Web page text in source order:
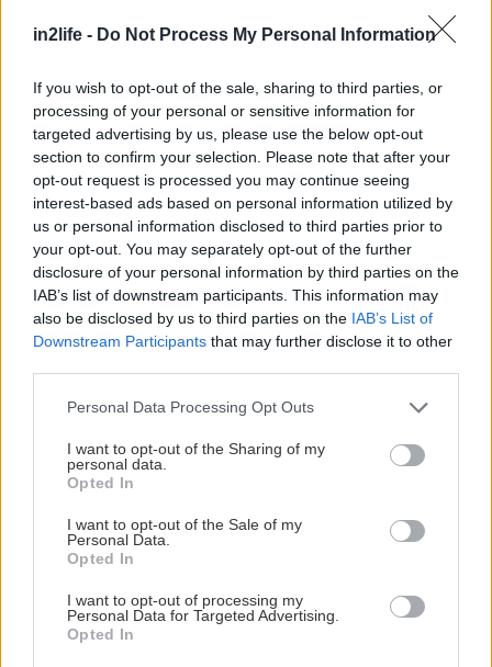
in2life - Do Not Process My Personal Information
If you wish to opt-out of the sale, sharing to third parties, or
processing of your personal or sensitive information for
targeted advertising by us, please use the below opt-out
section to confirm your selection. Please note that after your
opt-out request is processed you may continue seeing
interest-based ads based on personal information utilized by
us or personal information disclosed to third parties prior to
your opt-out. You may separately opt-out of the further
disclosure of your personal information by third parties on the
IAB’s list of downstream participants. This information may
also be disclosed by us to third parties on the IAB’s List of
Downstream Participants that may further disclose it to other
Please note that this website/app uses one or more Google
not limited to your visit or usage behaviour. You may click to
grant or deny consent to Google and its third-party tags to
use your data for below specified purposes in below Google
consent section.
Personal Data Processing Opt Outs
I want to opt-out of the Sharing of my
personal data.
Opted In
I want to opt-out of the Sale of my
Personal Data.
Opted In
I want to opt-out of processing my
Personal Data for Targeted Advertising.
Opted In
λόγος που ο Λούης παραμένει τόσο δημοφιλής
είναι ότι, σε μια εποχή που όλα έχουν πάρει την
ανηφόρα, έχει κρατήσει τις τιμές του σε λογικά
επίπεδα – αν και ελαφρώς αυξημένες σε σχέση με
πέρσι, τι να κάνει κι αυτός;
Τα πιατάκια είναι μικρά αλλά χορταστικά, η
λογική είναι του μοιράσματος και ο λογαριασμός